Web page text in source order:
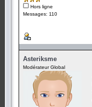
Hors ligne
Messages: 110
Asteriksme
Modérateur Global